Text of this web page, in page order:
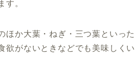
す。
ほか大葉・ねぎ・三つ葉といった
欲がないときなどでも美味しくい